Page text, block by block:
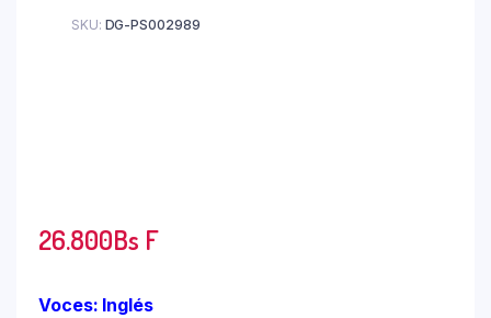
SKU: DG-PS002989
26.800Bs F
Voces: Inglés